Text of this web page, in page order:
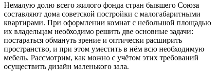
Немалую долю всего жилого фонда стран бывшего Союза
составляют дома советской постройки с малогабаритными
квартирами. При оформлении комнат с небольшой площадью
их владельцам необходимо решить две основные задачи:
постараться обмануть зрение и оптически расширить
пространство, и при этом уместить в нём всю необходимую
мебель. Рассмотрим, как можно с учётом этих требований
осуществить дизайн маленького зала.